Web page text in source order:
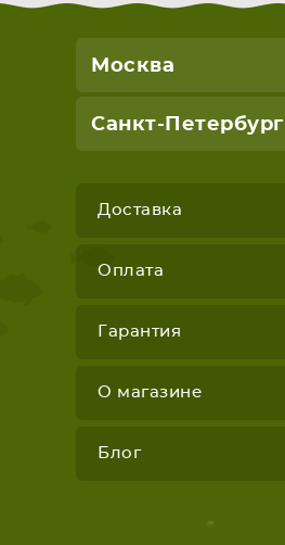
Москва
Санкт-Петербург
Доставка
Оплата
Гарантия
О магазине
Блог